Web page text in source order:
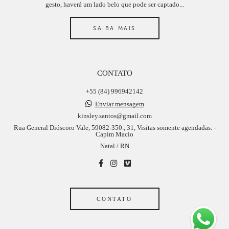
gesto, haverá um lado belo que pode ser captado...
SAIBA MAIS
CONTATO
+55 (84) 996942142
Enviar mensagem
kinsley.santos@gmail.com
Rua General Dióscoro Vale, 59082-350., 31, Visitas somente agendadas. -
Capim Macio
Natal / RN
CONTATO